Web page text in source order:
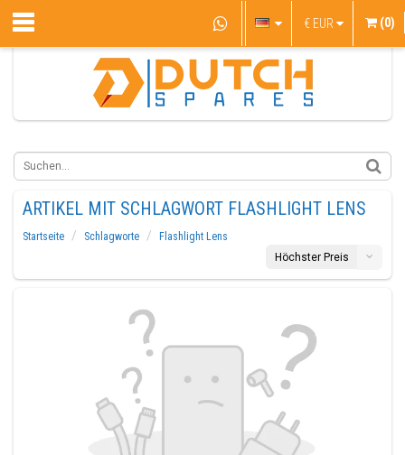
€ EUR (0)
ARTIKEL MIT SCHLAGWORT FLASHLIGHT LENS
Startseite Schlagworte
Flashlight Lens
Höchster Preis